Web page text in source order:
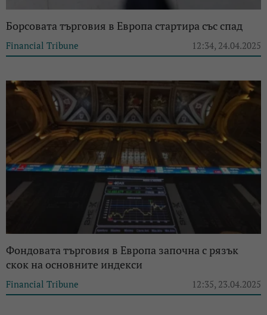
Борсовата търговия в Европа стартира със спад
Financial Tribune 12:34, 24.04.2025
Фондовата търговия в Европа започна с рязък
скок на основните индекси
Financial Tribune 12:35, 23.04.2025